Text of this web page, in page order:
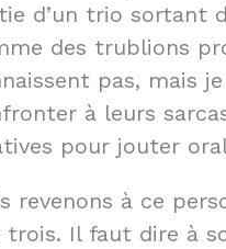
d’un trio sortant
des trublions
pas, mais
à leurs
pour jouter
revenons à ce
trois. Il faut dire à